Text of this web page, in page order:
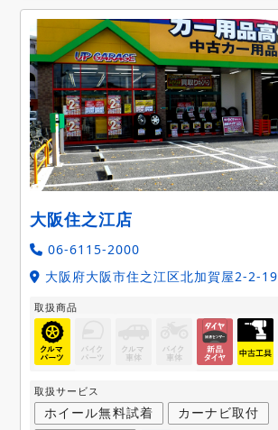
大阪住之江店
06-6115-2000
大阪府大阪市住之江区北加賀屋2-2-19
取扱商品
取扱サービス
ホイール無料試着
カーナビ取付